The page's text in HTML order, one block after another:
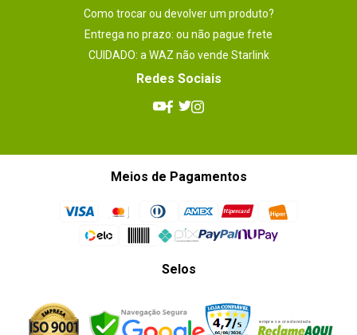
Como trocar ou devolver um produto?
Entrega no prazo: ou não pague frete
CUIDADO: a WAZ não vende Starlink
Redes Sociais
Meios de Pagamentos
Selos